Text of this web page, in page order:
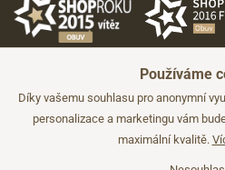
©2026 JADI.cz. Užití materiálů bez souhlasu není
Používáme
Díky vašemu souhlasu pro anonymní
personalizace a marketingu vám
maximální kvalitě.